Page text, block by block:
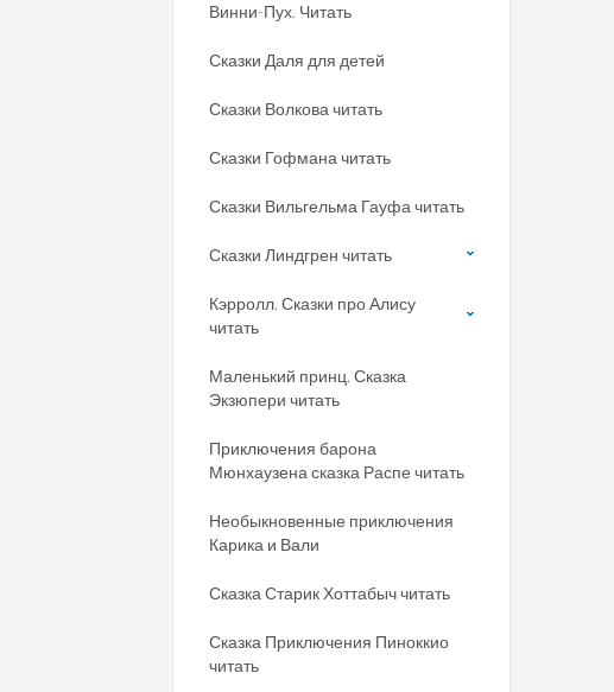
Винни-Пух. Читать
Сказки Даля для детей
Сказки Волкова читать
Сказки Гофмана читать
Сказки Вильгельма Гауфа читать
Сказки Линдгрен читать
Кэрролл. Сказки про Алису
читать
Маленький принц. Сказка
Экзюпери читать
Приключения барона
Мюнхаузена сказка Распе читать
Необыкновенные приключения
Карика и Вали
Сказка Старик Хоттабыч читать
Сказка Приключения Пиноккио
читать